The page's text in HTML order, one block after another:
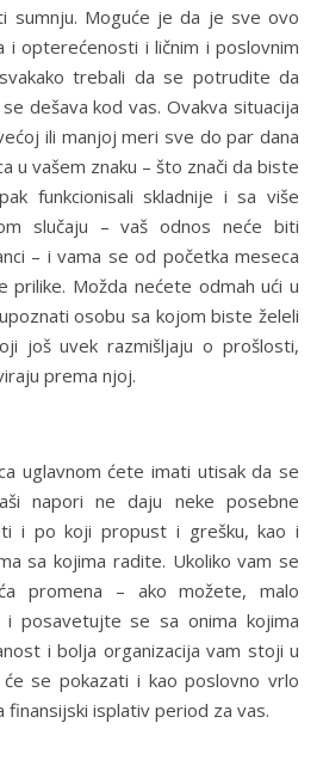
sumnju. Moguće je da je sve ovo
i opterećenosti i ličnim i poslovnim
trebali da se potrudite da
dešava kod vas. Ovakva situacija
ili manjoj meri sve do par dana
u vašem znaku – što znači da biste
funkcionisali skladnije i sa više
slučaju – vaš odnos neće biti
– i vama se od početka meseca
prilike. Možda nećete odmah ući u
osobu sa kojom biste želeli
još uvek razmišljaju o prošlosti,
prema njoj.
uglavnom ćete imati utisak da se
napori ne daju neke posebne
i po koji propust i grešku, kao i
sa kojima radite. Ukoliko vam se
promena – ako možete, malo
i posavetujte se sa onima kojima
i bolja organizacija vam stoji u
se pokazati i kao poslovno vrlo
finansijski isplativ period za vas.